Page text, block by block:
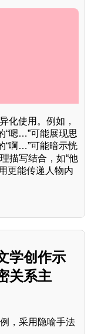
化使用。例如，
“嗯…”可能展现思
“啊…”可能暗示恍
描写结合，如“他
更能传递人物内
学创作示
关系主